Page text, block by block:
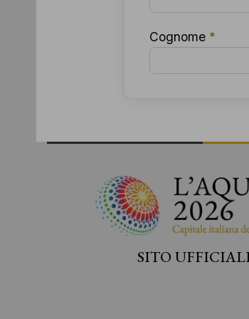
Cognome *
SITO